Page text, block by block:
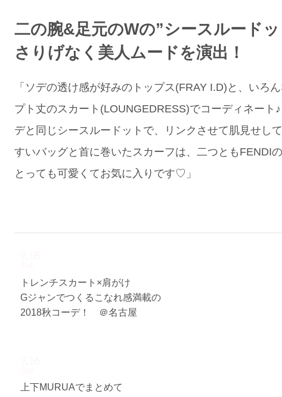
二の腕&足元のWの”シースルード
さりげなく美人ムードを演出！
「ソデの透け感が好みのトップス(FRAY I.D)と、いろ
プト丈のスカート(LOUNGEDRESS)でコーディネー
デと同じシースルードットで、リンクさせて肌見せ
すいバッグと首に巻いたスカーフは、二つともFENDI
とっても可愛くてお気に入りです♡」
9.18
トレンチスカート×肩がけ
Gジャンでつくるこなれ感満載の
2018秋コーデ！ ＠名古屋
9.16
上下MURUAでまとめて